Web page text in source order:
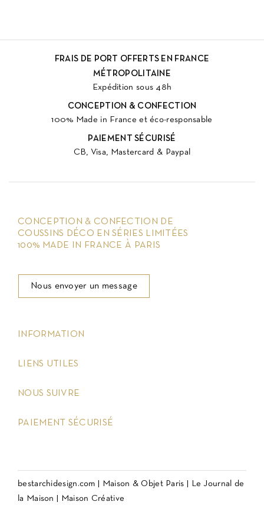
FRAIS DE PORT OFFERTS EN FRANCE
MÉTROPOLITAINE
Expédition sous 48h
CONCEPTION & CONFECTION
100% Made in France et éco-responsable
PAIEMENT SÉCURISÉ
CB, Visa, Mastercard & Paypal
CONCEPTION & CONFECTION DE
COUSSINS DÉCO EN SÉRIES LIMITÉES
100% MADE IN FRANCE À PARIS
Nous envoyer un message
INFORMATION
LIENS UTILES
NOUS SUIVRE
PAIEMENT SÉCURISÉ
bestarchidesign.com Maison & Objet Paris
Le Journal de
la Maison
Maison Créative